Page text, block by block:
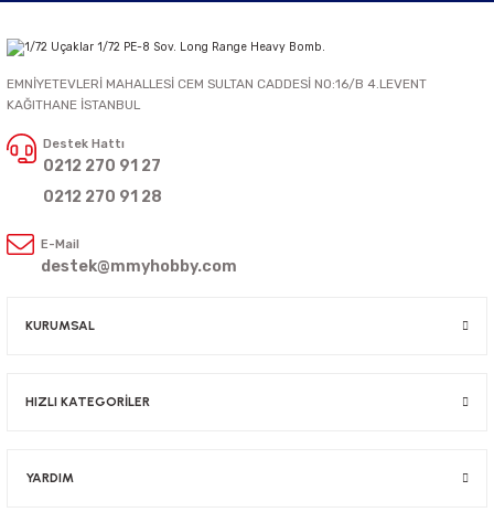
EMNİYETEVLERİ MAHALLESİ CEM SULTAN CADDESİ NO:16/B 4.LEVENT
KAĞITHANE İSTANBUL
Destek Hattı
0212 270 91 27
0212 270 91 28
E-Mail
destek@mmyhobby.com
KURUMSAL
HIZLI KATEGORİLER
YARDIM